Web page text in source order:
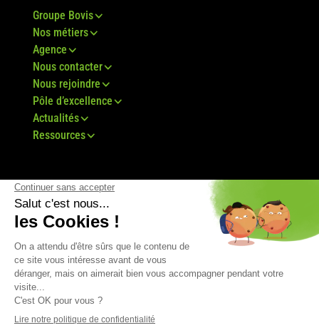
Groupe Bovis
Nos métiers
Agence
Nous contacter
Nous rejoindre
Pôle d’excellence
Actualités
Ressources
© Groupe Bovis 2024 - Mentions légales
-Plan du site CGV